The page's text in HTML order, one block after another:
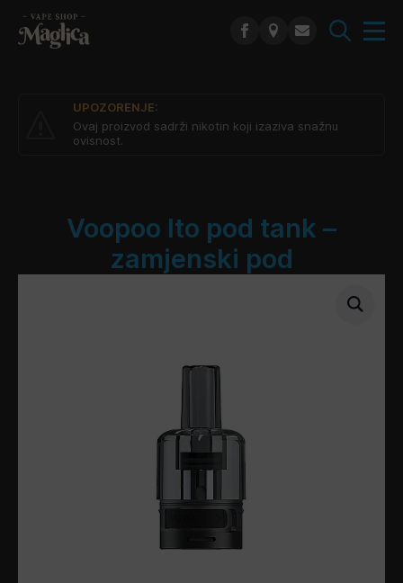
UPOZORENJE:
Ovaj proizvod sadrži nikotin koji izaziva snažnu
ovisnost.
Voopoo Ito pod tank –
zamjenski pod